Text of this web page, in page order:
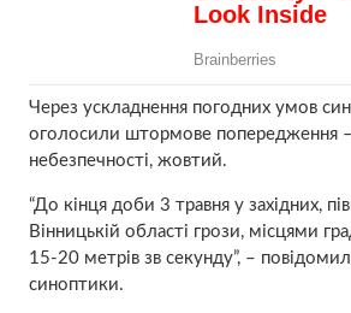
Через ускладнення погодних умов
оголосили штормове попepедження –
нeбeзпечності, жовтий.
“До кінця доби 3 травня у західних,
Вінницькій області грози, місцями
15-20 метрів зв секунду”, –
синоптики.